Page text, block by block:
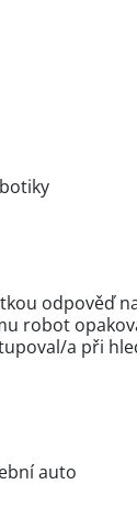
odpověď
robot
a při
auto